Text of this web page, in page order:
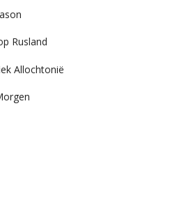
Rusland
Allochtonië